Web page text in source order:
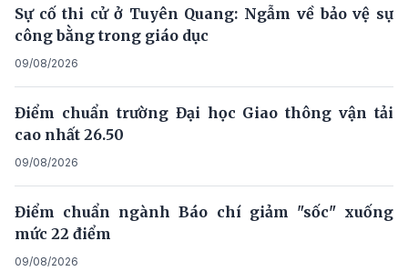
Sự cố thi cử ở Tuyên Quang: Ngẫm về bảo vệ sự
công bằng trong giáo dục
09/08/2026
Điểm chuẩn trường Đại học Giao thông vận tải
cao nhất 26.50
09/08/2026
Điểm chuẩn ngành Báo chí giảm "sốc" xuống
mức 22 điểm
09/08/2026